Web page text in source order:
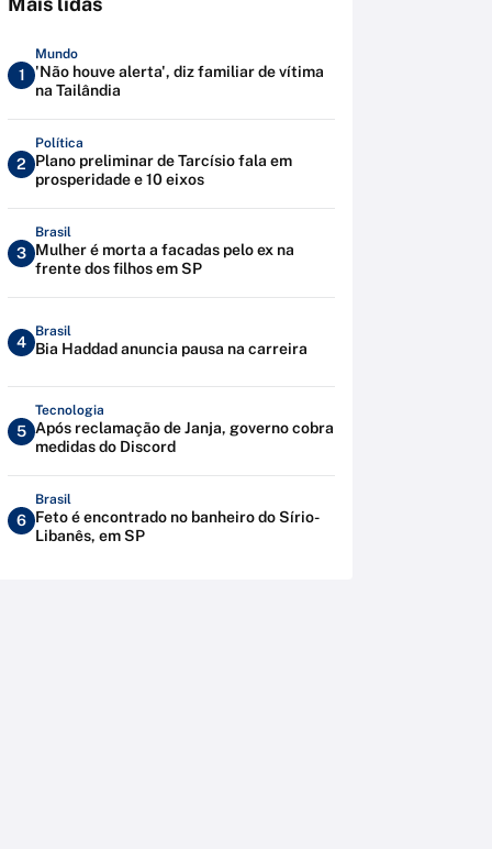
1
Mundo
'Não houve alerta', diz familiar de vítima
na Tailândia
2
Política
Plano preliminar de Tarcísio fala em
prosperidade e 10 eixos
3
Brasil
Mulher é morta a facadas pelo ex na
frente dos filhos em SP
4
Brasil
Bia Haddad anuncia pausa na carreira
5
Tecnologia
Após reclamação de Janja, governo cobra
medidas do Discord
6
Brasil
Feto é encontrado no banheiro do Sírio-
Libanês, em SP